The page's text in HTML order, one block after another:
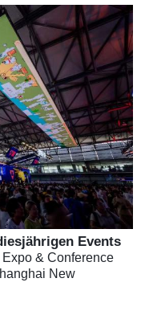
Events
& Conference
New